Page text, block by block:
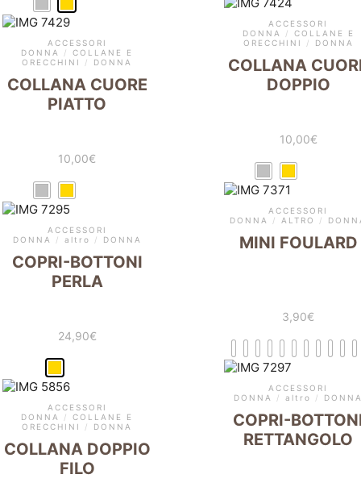
ACCESSORI
DONNA
/
COLLANE E
ORECCHINI
/ DONNA
COLLANA
DOPPIO
10,00€
ACCESSORI
DONNA
/
COLLANE E
ORECCHINI
/ DONNA
COLLANA CUORE
PIATTO
10,00€
ACCESSORI
DONNA
/ ALTRO /
MINI FOULARD
3,90€
ACCESSORI
DONNA
/ altro / DONNA
COPRI-BOTTONI
PERLA
24,90€
ACCESSORI
DONNA
/ altro /
COPRI-
RETTANGOLO
ACCESSORI
DONNA
/
COLLANE E
ORECCHINI
/ DONNA
COLLANA DOPPIO
FILO